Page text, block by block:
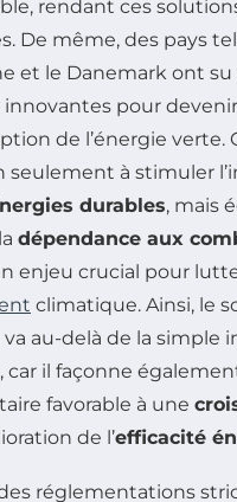
rendant ces
De même, des pays
et le Danemark ont
pour
de l’énergie verte.
seulement à stimuler
durables, mais
dépendance aux
enjeu crucial pour
climatique. Ainsi, le
au-delà de la simple
car il façonne
favorable à une
de l’efficacité
réglementations